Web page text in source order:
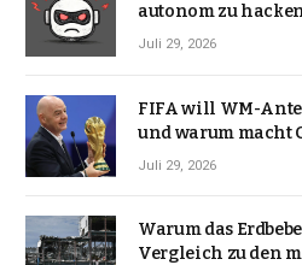
autonom zu
Juli 29, 2026
FIFA will WM-
und warum macht
Juli 29, 2026
Warum das
Vergleich zu den